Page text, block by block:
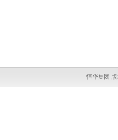
恒华集团 版